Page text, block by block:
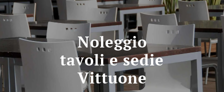
Noleggio
tavoli e sedie
Vittuone